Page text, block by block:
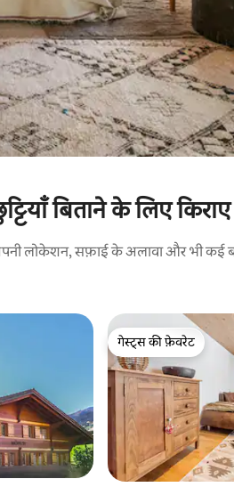
बिताने के लिए
लोकेशन, सफ़ाई के अलावा और भी कई
गेस्ट्स की फ़ेवरेट
गेस्ट्स की फ़ेवरेट